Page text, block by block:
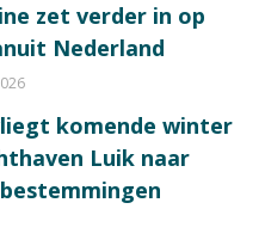
zet verder in op
Nederland
komende winter
Luik naar